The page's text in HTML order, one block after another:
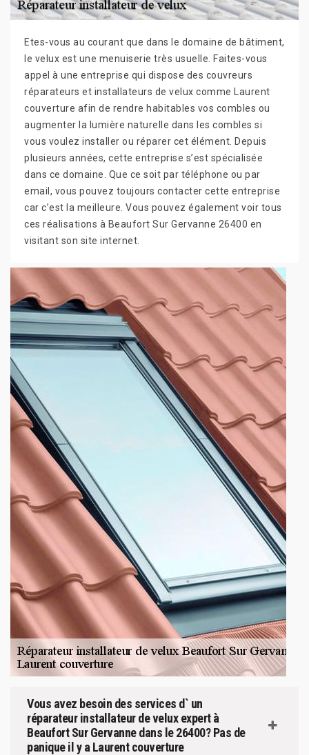
Etes-vous au courant que dans le domaine de bâtiment,
le velux est une menuiserie très usuelle. Faites-vous
appel à une entreprise qui dispose des couvreurs
réparateurs et installateurs de velux comme Laurent
couverture afin de rendre habitables vos combles ou
augmenter la lumière naturelle dans les combles si
vous voulez installer ou réparer cet élément. Depuis
plusieurs années, cette entreprise s’est spécialisée
dans ce domaine. Que ce soit par téléphone ou par
email, vous pouvez toujours contacter cette entreprise
car c’est la meilleure. Vous pouvez également voir tous
ces réalisations à Beaufort Sur Gervanne 26400 en
visitant son site internet.
Vous avez besoin des services d` un
réparateur installateur de velux expert à
Beaufort Sur Gervanne dans le 26400? Pas de
panique il y a Laurent couverture